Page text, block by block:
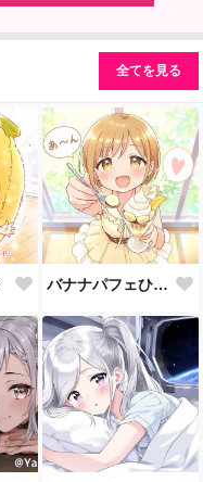
全てを見る
バナナパフェひとくちあげる♪